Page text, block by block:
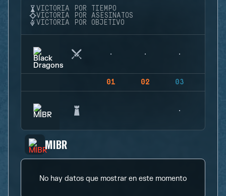
VICTORIA POR TIEMPO
VICTORIA POR ASESINATOS
VICTORIA POR OBJETIVO
01 02 03
MIBR
No hay datos que mostrar en este momento